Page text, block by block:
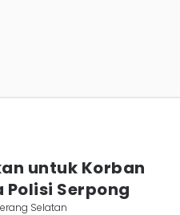
untuk Korban
Serpong
Selatan